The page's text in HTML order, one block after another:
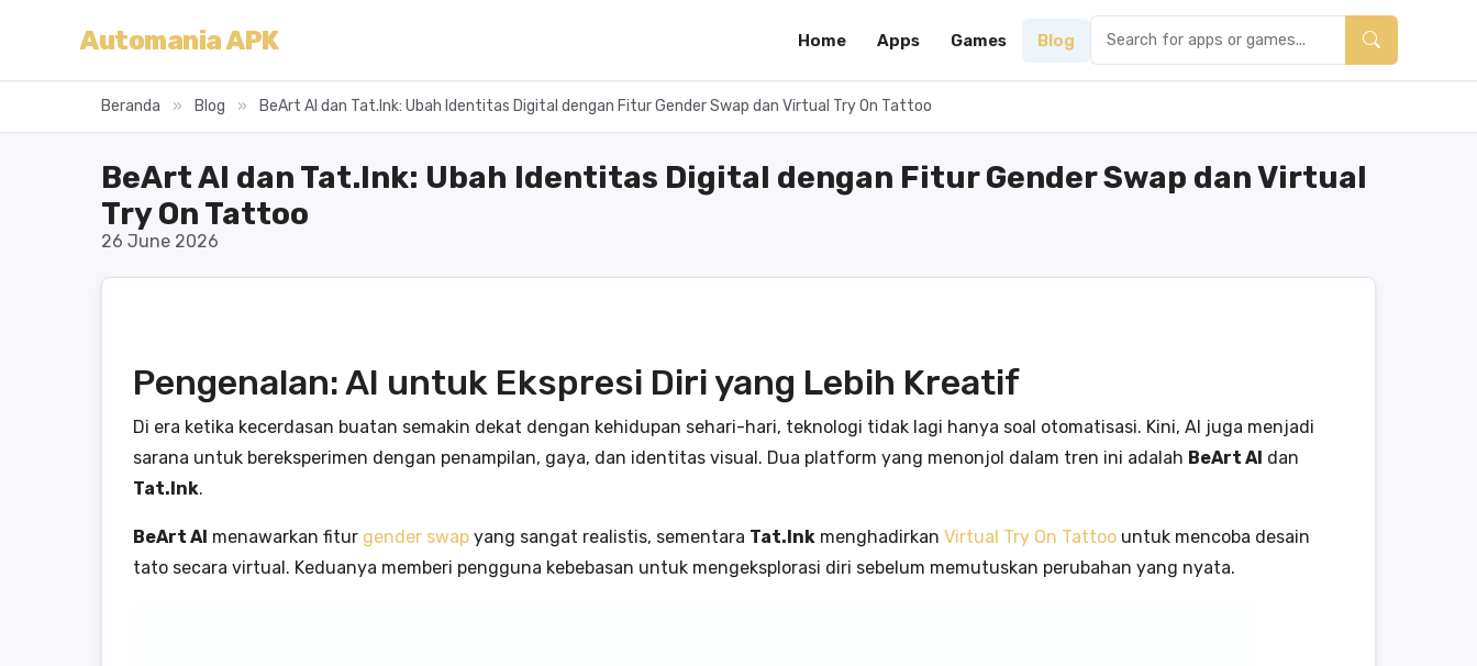
Automania APK Home Apps Games Blog
Beranda » Blog » BeArt AI dan Tat.Ink: Ubah Identitas Digital dengan Fitur Gender Swap dan Virtual Try On Tattoo
BeArt AI dan Tat.Ink: Ubah Identitas Digital dengan Fitur Gender Swap dan Virtual
Try On Tattoo
26 June 2026
Pengenalan: AI untuk Ekspresi Diri yang Lebih Kreatif
Di era ketika kecerdasan buatan semakin dekat dengan kehidupan sehari-hari, teknologi tidak lagi hanya soal otomatisasi. Kini, AI juga menjadi
sarana untuk bereksperimen dengan penampilan, gaya, dan identitas visual. Dua platform yang menonjol dalam tren ini adalah BeArt AI dan
Tat.Ink.
BeArt AI menawarkan fitur gender swap yang sangat realistis, sementara Tat.Ink menghadirkan Virtual Try On Tattoo untuk mencoba desain
tato secara virtual. Keduanya memberi pengguna kebebasan untuk mengeksplorasi diri sebelum memutuskan perubahan yang nyata.